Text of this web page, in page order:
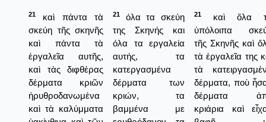
21
καὶ πάντα τὰ
σκεύη τῆς σκηνῆς
καὶ πάντα τὰ
ἐργαλεῖα αυτῆς,
καὶ τὰς διφθέρας
δέρματα κριῶν
ἠρυθροδανωμένα
καὶ τὰ καλύμματα
21
όλα τα σκεύη
της Σκηνής και
όλα τα εργαλεία
αυτής, τα
κατεργασμένα
δέρματα των
κριών, τα
βαμμένα με
21
καὶ ὅλα
ὑπόλοιπα
τῆς Σκηνῆς καὶ
τὰ ἐργαλεῖα της
τὰ
δέρματα, ποὺ
δέρματα
κριάρια καὶ